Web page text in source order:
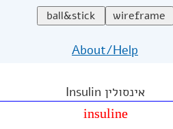
About/Help
אינסולין Insulin